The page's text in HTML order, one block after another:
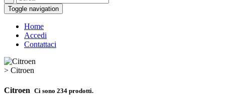
Toggle navigation
Home
Accedi
Contattaci
> Citroen
Citroen Ci sono 234 prodotti.